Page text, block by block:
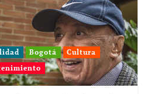
Bogotá
Cultura